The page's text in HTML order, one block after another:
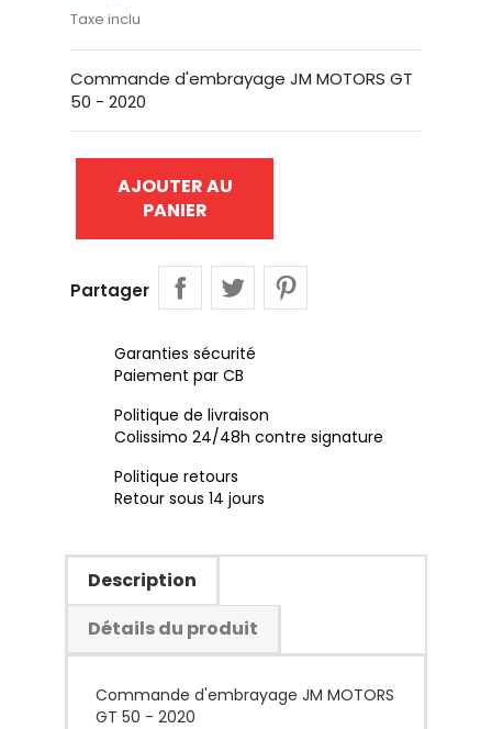
Taxe inclu
Commande d'embrayage JM MOTORS GT
50 - 2020
AJOUTER AU
PANIER
Partager
Garanties sécurité
Paiement par CB
Politique de livraison
Colissimo 24/48h contre signature
Politique retours
Retour sous 14 jours
Description
Détails du produit
Commande d'embrayage JM MOTORS
GT 50 - 2020